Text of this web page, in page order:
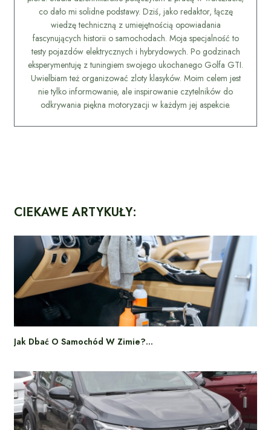
co dało mi solidne podstawy. Dziś, jako redaktor, łączę
wiedzę techniczną z umiejętnością opowiadania
fascynujących historii o samochodach. Moja specjalność to
testy pojazdów elektrycznych i hybrydowych. Po godzinach
eksperymentuję z tuningiem swojego ukochanego Golfa GTI.
Uwielbiam też organizować zloty klasyków. Moim celem jest
nie tylko informowanie, ale inspirowanie czytelników do
odkrywania piękna motoryzacji w każdym jej aspekcie.
CIEKAWE ARTYKUŁY:
Jak Dbać O Samochód W Zimie?…